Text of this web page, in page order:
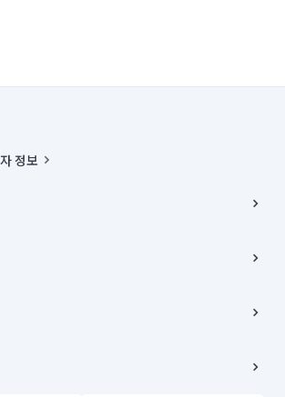
정보
시 종로구 율곡로 6(중학동, 트윈트리빌딩) B동 5층
종로구 수송동 율곡로 24, 7층, 8층 미소
관한 의무와 책임은 거래당사자에게 있습니다.
Inc. All Rights Reserved.